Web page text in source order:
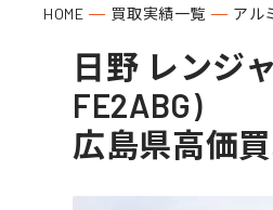
HOME 買取実績一覧 アル
日野 レンジ
FE2ABG)
広島県高価